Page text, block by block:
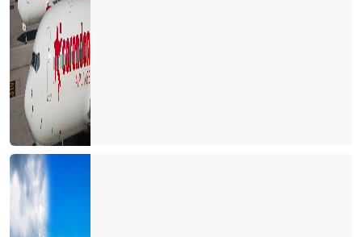
TURİZM SEKTÖRÜNDE RATING
KUR RİSKİ YÖNETİMİ VE ALGI-II
KUR RİSKİ YÖNETİMİ VE ALGI-I
YAĞMUR DİNDİ AMA GÜNEŞ HENÜZ AÇMADI
TİCARET SAVAŞLARININ TURİZME ETKİSİ
YENİ BİR KRİZ KAPIMIZDA MI?
DİKİZ AYNASINA BAKARAK ARABA SÜRMEK
TURİZMDE BİTCOİN/KRİPTO PARA OLABİLİR Mİ?